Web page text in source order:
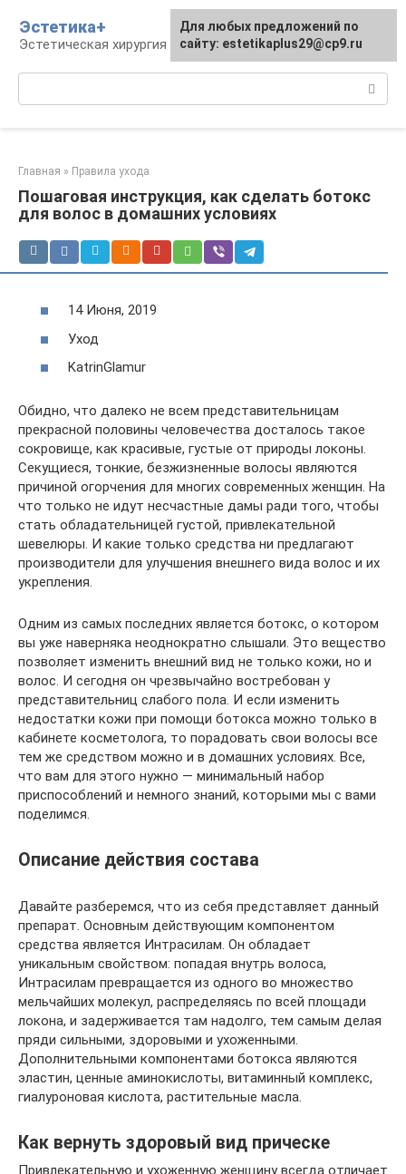
контенту
Эстетика+
Эстетическая хирургия и косметология
Главная » Правила ухода
Пошаговая инструкция, как сделать ботокс
для волос в домашних условиях
14 Июня, 2019
Уход
KatrinGlamur
Обидно, что далеко не всем представительницам
прекрасной половины человечества досталось такое
сокровище, как красивые, густые от природы локоны.
Секущиеся, тонкие, безжизненные волосы являются
причиной огорчения для многих современных женщин. На
что только не идут несчастные дамы ради того, чтобы
стать обладательницей густой, привлекательной
шевелюры. И какие только средства ни предлагают
производители для улучшения внешнего вида волос и их
укрепления.
Одним из самых последних является ботокс, о котором
вы уже наверняка неоднократно слышали. Это вещество
позволяет изменить внешний вид не только кожи, но и
волос. И сегодня он чрезвычайно востребован у
представительниц слабого пола. И если изменить
недостатки кожи при помощи ботокса можно только в
кабинете косметолога, то порадовать свои волосы все
тем же средством можно и в домашних условиях. Все,
что вам для этого нужно — минимальный набор
приспособлений и немного знаний, которыми мы с вами
поделимся.
Описание действия состава
Давайте разберемся, что из себя представляет данный
препарат. Основным действующим компонентом
средства является Интрасилам. Он обладает
уникальным свойством: попадая внутрь волоса,
Интрасилам превращается из одного во множество
мельчайших молекул, распределяясь по всей площади
локона, и задерживается там надолго, тем самым делая
пряди сильными, здоровыми и ухоженными.
Дополнительными компонентами ботокса являются
эластин, ценные аминокислоты, витаминный комплекс,
гиалуроновая кислота, растительные масла.
Как вернуть здоровый вид прическе
Привлекательную и ухоженную женщину всегда отличает
Для любых предложений по
сайту: estetikaplus29@cp9.ru